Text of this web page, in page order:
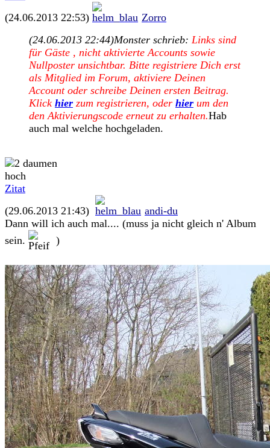
(24.06.2013 22:53)
Zorro
(24.06.2013 22:44)Monster schrieb: Links sind
für Gäste , nicht aktivierte Accounts sowie
Nullposter unsichtbar. Bitte registriere Dich erst
als Mitglied im Forum, aktiviere Deinen
Account oder schreibe Deinen ersten Beitrag.
Klick hier zum registrieren, oder hier um den
den Aktivierungscode erneut zu erhalten.Hab
auch mal welche hochgeladen.
Zitat
(29.06.2013 21:43)
andi-du
Dann will ich auch mal.... (muss ja nicht gleich n' Album
sein.
)